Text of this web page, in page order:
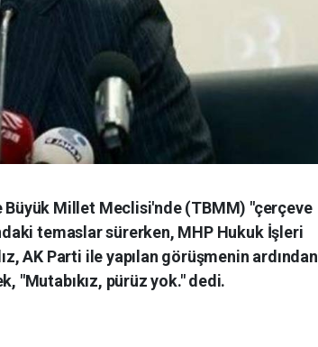
Büyük Millet Meclisi'nde (TBMM) "çerçeve
temaslar sürerken, MHP Hukuk İşleri
AK Parti ile yapılan görüşmenin ardından
"Mutabıkız, pürüz yok." dedi.